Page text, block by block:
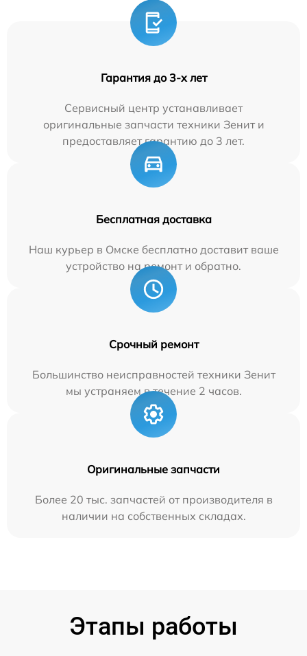
Гарантия до 3-х лет
Сервисный центр устанавливает
оригинальные запчасти техники Зенит и
предоставляет гарантию до 3 лет.
Бесплатная доставка
Наш курьер в Омске бесплатно доставит ваше
устройство на ремонт и обратно.
Срочный ремонт
Большинство неисправностей техники Зенит
мы устраняем в течение 2 часов.
Оригинальные запчасти
Более 20 тыс. запчастей от производителя в
наличии на собственных складах.
Этапы работы